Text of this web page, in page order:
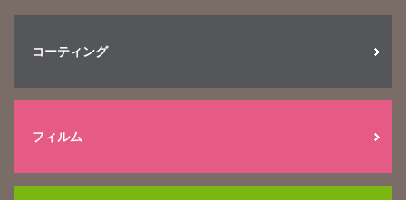
コーティング
フィルム